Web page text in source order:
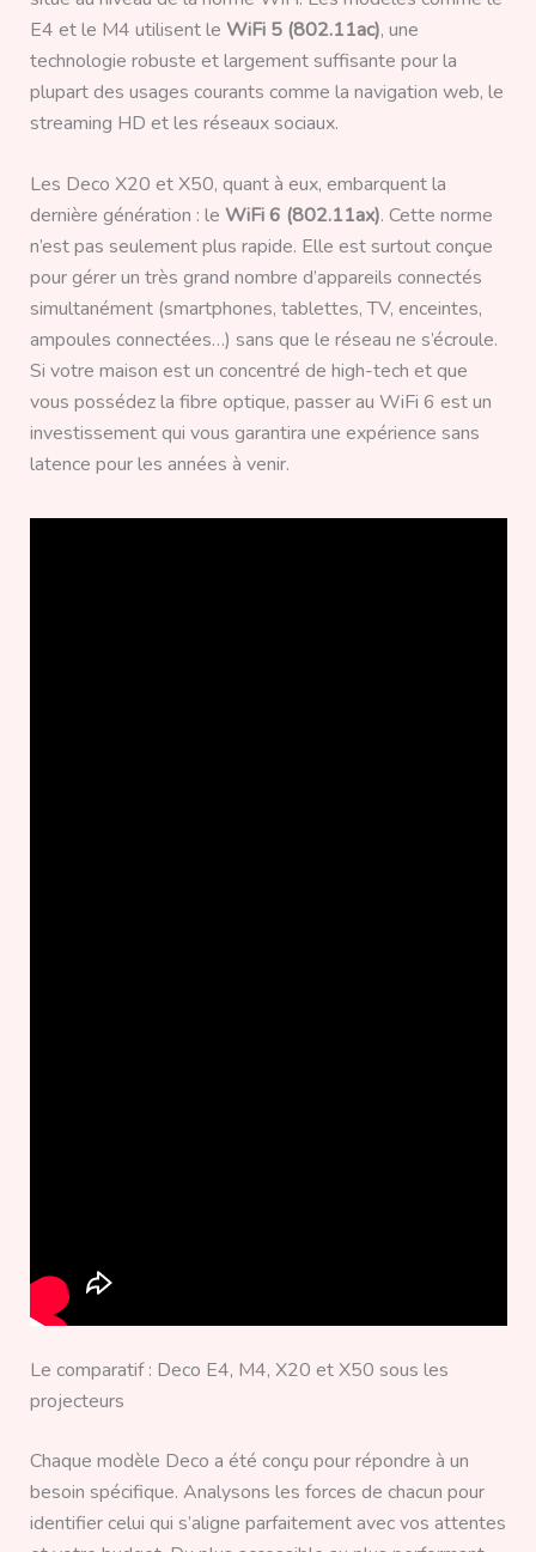
E4 et le M4 utilisent le WiFi 5 (802.11ac), une
technologie robuste et largement suffisante pour la
plupart des usages courants comme la navigation web, le
streaming HD et les réseaux sociaux.
Les Deco X20 et X50, quant à eux, embarquent la
dernière génération : le WiFi 6 (802.11ax). Cette norme
n’est pas seulement plus rapide. Elle est surtout conçue
pour gérer un très grand nombre d’appareils connectés
simultanément (smartphones, tablettes, TV, enceintes,
ampoules connectées…) sans que le réseau ne s’écroule.
Si votre maison est un concentré de high-tech et que
vous possédez la fibre optique, passer au WiFi 6 est un
investissement qui vous garantira une expérience sans
latence pour les années à venir.
Le comparatif : Deco E4, M4, X20 et X50 sous les
projecteurs
Chaque modèle Deco a été conçu pour répondre à un
besoin spécifique. Analysons les forces de chacun pour
identifier celui qui s’aligne parfaitement avec vos attentes